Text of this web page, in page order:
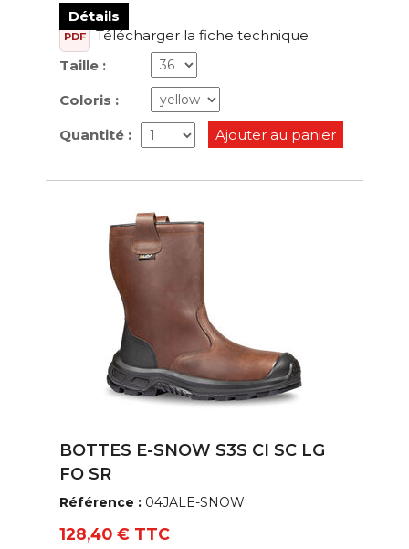
Détails
PDF
Télécharger la fiche technique
Taille :
Coloris :
Quantité : Ajouter au panier
BOTTES E-SNOW S3S CI SC LG
FO SR
Référence : 04JALE-SNOW
128,40 € TTC